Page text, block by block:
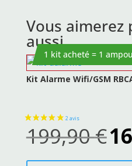
Vous aimerez
aussi…
1 kit acheté = 1
Kit Alarme Wifi/GSM
199,90€ Le